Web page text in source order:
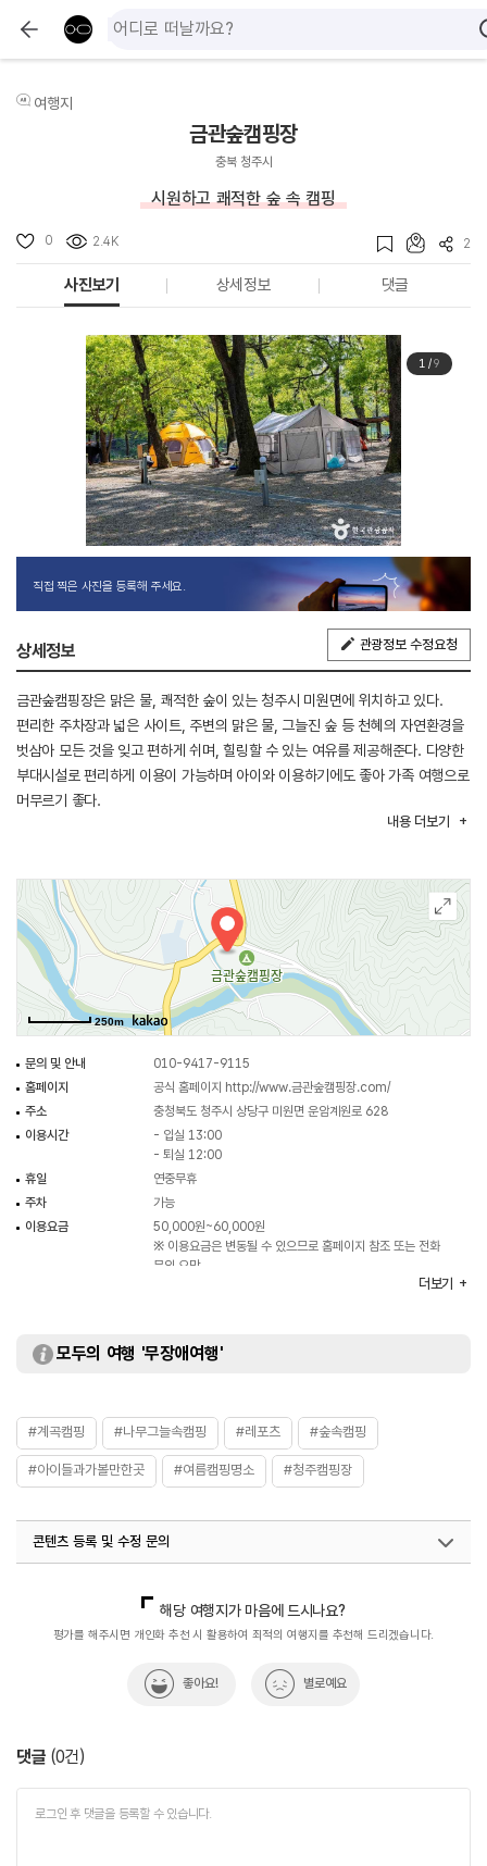
여행지
금관숲캠핑장
충북 청주시
시원하고 쾌적한 숲 속 캠핑
0 2.4K 2
사진보기 상세정보 댓글
1/9
직접 찍은 사진을 등록해 주세요.
상세정보 관광정보 수정요청
금관숲캠핑장은 맑은 물, 쾌적한 숲이 있는 청주시 미원면에 위치하고 있다.
편리한 주차장과 넓은 사이트, 주변의 맑은 물, 그늘진 숲 등 천혜의 자연환경을
벗삼아 모든 것을 잊고 편하게 쉬며, 힐링할 수 있는 여유를 제공해준다. 다양한
부대시설로 편리하게 이용이 가능하며 아이와 이용하기에도 좋아 가족 여행으로
머무르기 좋다.
내용 더보기
250m
문의 및 안내
010-9417-9115
홈페이지
공식 홈페이지 http://www.금관숲캠핑장.com/
주소
충청북도 청주시 상당구 미원면 운암계원로 628
이용시간
- 입실 13:00
- 퇴실 12:00
휴일
연중무휴
주차
가능
이용요금
50,000원~60,000원
※ 이용요금은 변동될 수 있으므로 홈페이지 참조 또는 전화
문의 요망
더보기
모두의 여행 '무장애여행'
#계곡캠핑 #나무그늘속캠핑 #레포츠 #숲속캠핑
#아이들과가볼만한곳 #여름캠핑명소 #청주캠핑장
콘텐츠 등록 및 수정 문의
해당 여행지가 마음에 드시나요?
평가를 해주시면 개인화 추천 시 활용하여 최적의 여행지를 추천해 드리겠습니다.
좋아요! 별로예요
댓글 (0건)